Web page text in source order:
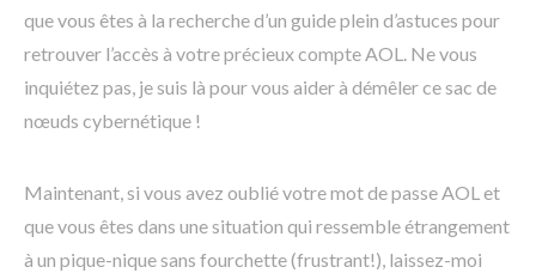
que vous êtes à la recherche d’un guide plein d’astuces pour
retrouver l’accès à votre précieux compte AOL. Ne vous
inquiétez pas, je suis là pour vous aider à démêler ce sac de
nœuds cybernétique !
Maintenant, si vous avez oublié votre mot de passe AOL et
que vous êtes dans une situation qui ressemble étrangement
à un pique-nique sans fourchette (frustrant!), laissez-moi